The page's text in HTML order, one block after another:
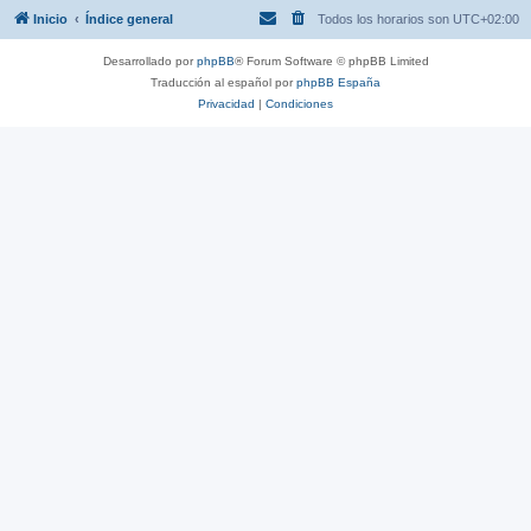
Inicio Índice general Todos los horarios son UTC+02:00
Desarrollado porphpBB® Forum Software © phpBB Limited
Traducción al español porphpBB España
Privacidad | Condiciones